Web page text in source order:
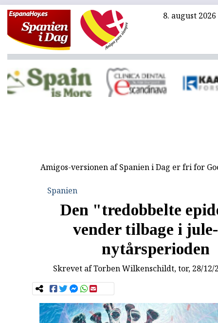
8. august 2026
Amigos-versionen af Spanien i Dag er fri for
Spanien
Den "tredobbelte
vender tilbage i
nytårsperioden
Skrevet afTorben Wilkenschildt, tor, 28/12/